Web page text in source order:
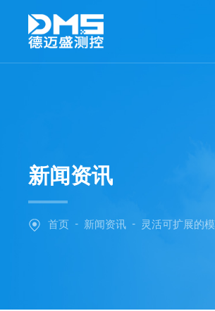
新闻资讯
首页 - 新闻资讯 - 灵活可扩展的